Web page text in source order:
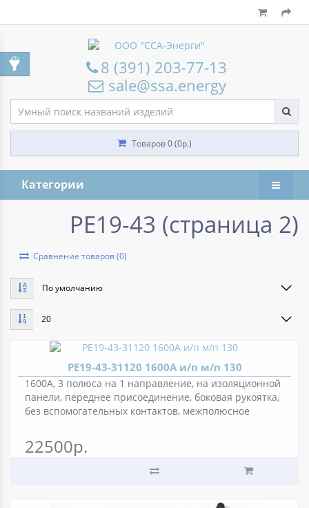
8 (391) 203-77-13
sale@ssa.energy
Товаров 0 (0р.)
Категории
РЕ19-43 (страница 2)
Сравнение товаров (0)
По умолчанию
20
РЕ19-43-31120 1600А и/п м/п 130
1600А, 3 полюса на 1 направление, на изоляционной
панели, переднее присоединение, боковая рукоятка,
без вспомогательных контактов, межполюсное
22500р.